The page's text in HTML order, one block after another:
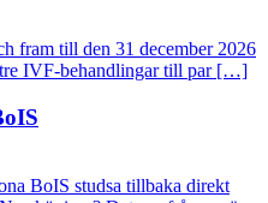
fram till den 31 december 2026
IVF-behandlingar till par […]
BoIS studsa tillbaka direkt